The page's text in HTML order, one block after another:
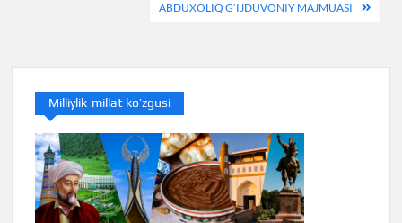
ABDUXOLIQ G’IJDUVONIY MAJMUASI
Milliylik-millat ko’zgusi